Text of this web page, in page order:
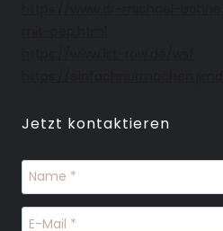
Jetzt kontaktieren